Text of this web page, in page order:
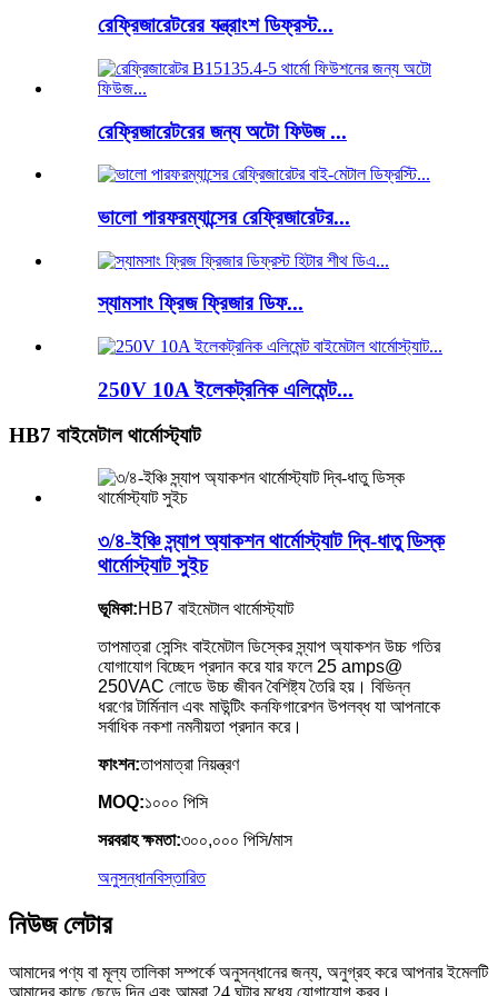
রেফ্রিজারেটরের যন্ত্রাংশ ডিফ্রস্ট...
রেফ্রিজারেটরের জন্য অটো ফিউজ ...
ভালো পারফরম্যান্সের রেফ্রিজারেটর...
স্যামসাং ফ্রিজ ফ্রিজার ডিফ...
250V 10A ইলেকট্রনিক এলিমেন্ট...
HB7 বাইমেটাল থার্মোস্ট্যাট
৩/৪-ইঞ্চি স্ন্যাপ অ্যাকশন থার্মোস্ট্যাট দ্বি-ধাতু ডিস্ক
থার্মোস্ট্যাট সুইচ
ভূমিকা:HB7 বাইমেটাল থার্মোস্ট্যাট
তাপমাত্রা সেন্সিং বাইমেটাল ডিস্কের স্ন্যাপ অ্যাকশন উচ্চ গতির
যোগাযোগ বিচ্ছেদ প্রদান করে যার ফলে 25 amps@
250VAC লোডে উচ্চ জীবন বৈশিষ্ট্য তৈরি হয়। বিভিন্ন
ধরণের টার্মিনাল এবং মাউন্টিং কনফিগারেশন উপলব্ধ যা আপনাকে
সর্বাধিক নকশা নমনীয়তা প্রদান করে।
ফাংশন:তাপমাত্রা নিয়ন্ত্রণ
MOQ:১০০০ পিসি
সরবরাহ ক্ষমতা:৩০০,০০০ পিসি/মাস
অনুসন্ধানবিস্তারিত
নিউজ লেটার
আমাদের পণ্য বা মূল্য তালিকা সম্পর্কে অনুসন্ধানের জন্য, অনুগ্রহ করে আপনার ইমেলটি
আমাদের কাছে ছেড়ে দিন এবং আমরা 24 ঘন্টার মধ্যে যোগাযোগ করব।